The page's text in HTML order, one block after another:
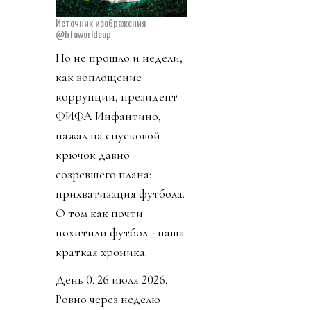
Источник изображения
@fifaworldcup
Но не прошло и недели,
как воплощение
коррупции, президент
ФИФА Инфантино,
нажал на спусковой
крючок давно
созревшего плана:
прихватизация футбола.
О том как почти
похитили футбол - наша
краткая хроника.
День 0. 26 июля 2026.
Ровно через неделю